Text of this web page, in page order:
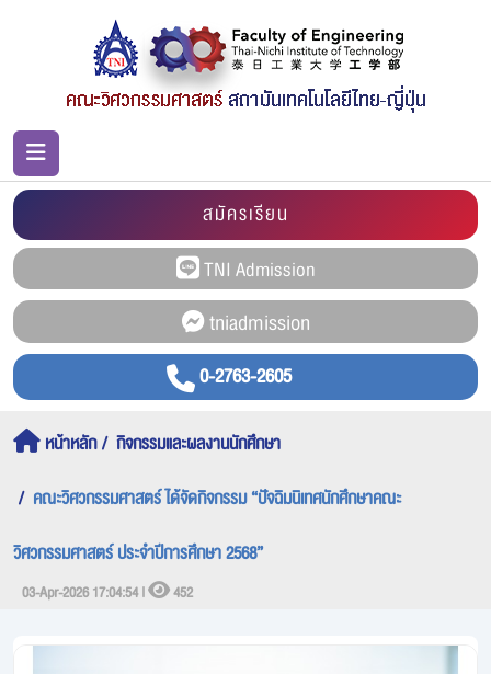
0-2763-2605
สมัครเรียน
หน้าหลัก
กิจกรรมและผลงานนักศึกษา
คณะวิศวกรรมศาสตร์ ได้จัดกิจกรรม “ปัจฉิมนิเทศนักศึกษาคณะ
วิศวกรรมศาสตร์ ประจำปีการศึกษา 2568”
03-Apr-2026 17:04:54 | 452